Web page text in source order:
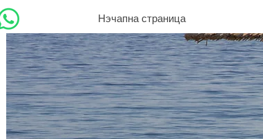
Нэчапна страница